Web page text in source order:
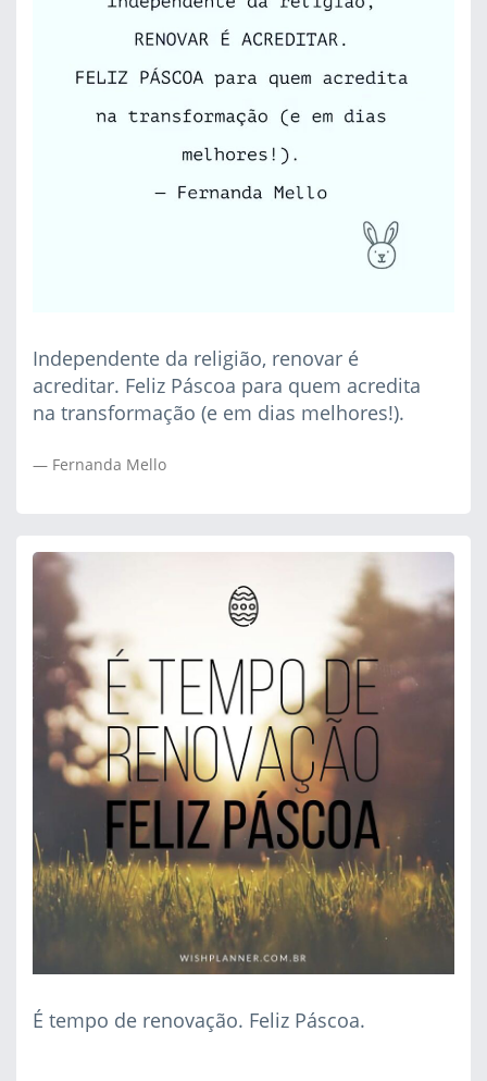
Independente da religião, renovar é
acreditar. Feliz Páscoa para quem acredita
na transformação (e em dias melhores!).
Fernanda Mello
É tempo de renovação. Feliz Páscoa.